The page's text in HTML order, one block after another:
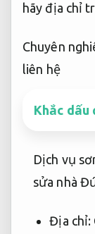
hãy địa chỉ
Chuyên
liên hệ
Khắc
Dịch vụ
sửa nhà
Địa chỉ: